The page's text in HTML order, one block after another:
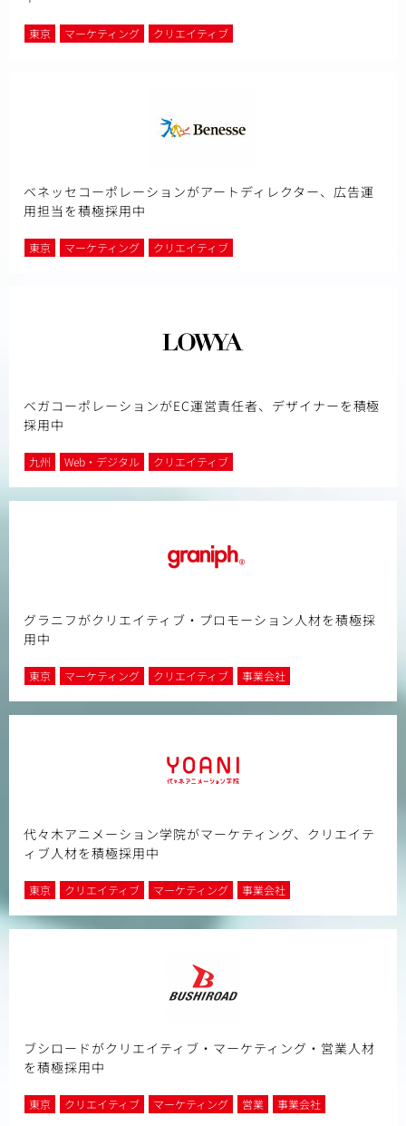
東京 マーケティング クリエイティブ
ベネッセコーポレーションがアートディレクター、広告運
用担当を積極採用中
東京 マーケティング クリエイティブ
ベガコーポレーションがEC運営責任者、デザイナーを積極
採用中
九州 Web・デジタル クリエイティブ
グラニフがクリエイティブ・プロモーション人材を積極採
用中
東京 マーケティング クリエイティブ 事業会社
代々木アニメーション学院がマーケティング、クリエイテ
ィブ人材を積極採用中
東京 クリエイティブ マーケティング 事業会社
ブシロードがクリエイティブ・マーケティング・営業人材
を積極採用中
東京 クリエイティブ マーケティング 営業 事業会社